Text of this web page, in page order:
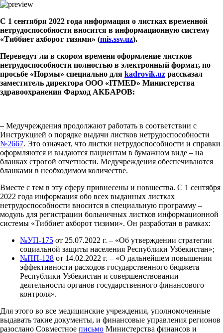
С 1 сентября 2022 года информация о листках временной
нетрудоспособности вносится в информационную систему
«Тиббиет ахборот тизими» (mis.ssv.uz).
Переведут ли в скором времени оформление листков
нетрудоспособности полностью в электронный формат, по
просьбе «Нормы» специально для kadrovik.uz рассказал
заместитель директора ООО «ITMED» Министерства
здравоохранения Фарход АКБАРОВ:
– Медучреждения продолжают работать в соответствии с
Инструкцией о порядке выдачи листков нетрудоспособности
№2667. Это означает, что листки нетрудоспособности и справки
оформляются и выдаются пациентам в бумажном виде – на
бланках строгой отчетности. Медучреждения обеспечиваются
бланками в необходимом количестве.
Вместе с тем в эту сферу привнесены и новшества. С 1 сентября
2022 года информация обо всех выданных листках
нетрудоспособности вносится в специальную программу –
модуль для регистрации больничных листков информационной
системы «Тиббиет ахборот тизими». Он разработан в рамках:
№УП-175 от 25.07.2022 г. – «Об утверждении стратегии
социальной защиты населения Республики Узбекистан»;
№ПП-128 от 14.02.2022 г. – «О дальнейшем повышении
эффективности расходов государственного бюджета
Республики Узбекистан и совершенствовании
деятельности органов государственного финансового
контроля».
Для этого во все медицинские учреждения, уполномоченные
выдавать такие документы, и финансовые управления регионов
разослано Совместное письмо Министерства финансов и